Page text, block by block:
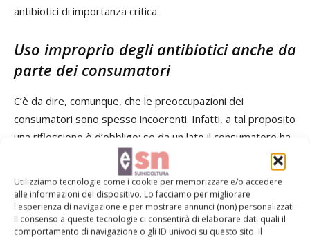
Utilizziamo tecnologie come i cookie per memorizzare e/o accedere
alle informazioni del dispositivo. Lo facciamo per migliorare
l'esperienza di navigazione e per mostrare annunci (non) personalizzati.
Il consenso a queste tecnologie ci consentirà di elaborare dati quali il
comportamento di navigazione o gli ID univoci su questo sito. Il
antibiotici di importanza critica.
Uso improprio degli antibiotici anche da
parte dei consumatori
C’è da dire, comunque, che le preoccupazioni dei
consumatori sono spesso incoerenti. Infatti, a tal proposito
una riflessione è d’obbligo: se da un lato il consumatore ha
paura che negli allevamenti si faccia un uso improprio di
antibiotici, dall’altro è lui in primis a non sapere cosa si
intende per uso improprio o persino è lui stesso soggetto,
in prima persona, di questa malpractice.